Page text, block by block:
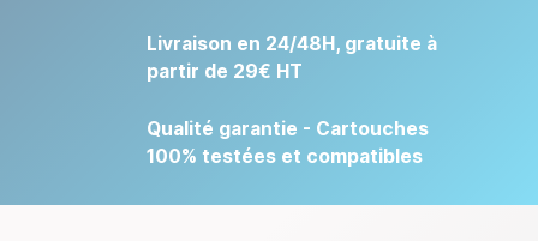
Livraison en 24/48H, gratuite à
partir de 29€ HT
Qualité garantie - Cartouches
100% testées et compatibles